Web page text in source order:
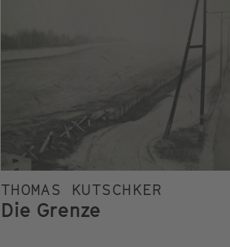
THOMAS KUTSCHKER
Die Grenze